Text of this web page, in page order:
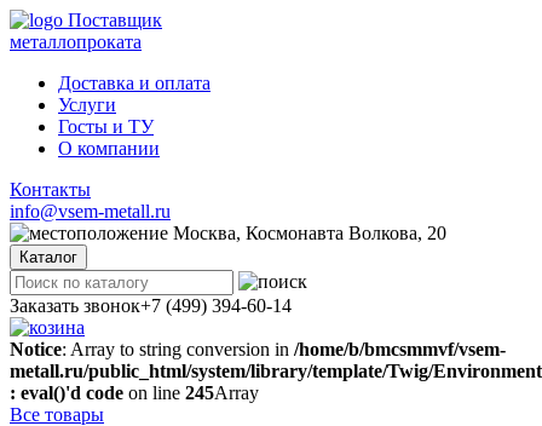
Поставщик
металлопроката
Доставка и оплата
Услуги
Госты и ТУ
О компании
Контакты
info@vsem-metall.ru
Москва, Космонавта Волкова, 20
Каталог
Заказать звонок+7 (499) 394-60-14
Notice: Array to string conversion in /home/b/bmcsmmvf/vsem-
metall.ru/public_html/system/library/template/Twig/
: eval()'d code on line 245Array
Все товары